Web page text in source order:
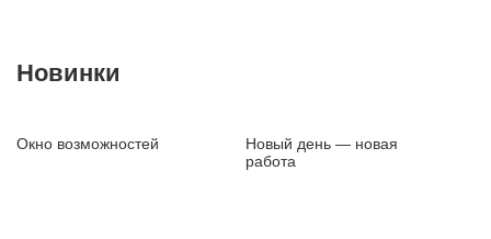
Новинки
Окно возможностей
Новый день — новая
работа